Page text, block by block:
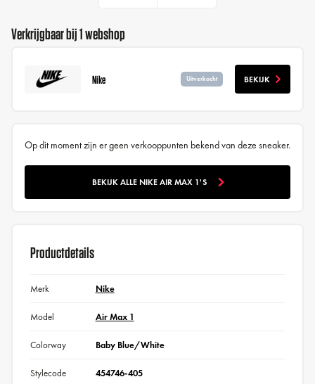
Verkrijgbaar bij 1 webshop
Nike Uitverkocht BEKIJK
Op dit moment zijn er geen verkooppunten bekend van deze sneaker.
BEKIJK ALLE NIKE AIR MAX 1'S
Productdetails
Merk Nike
Model Air Max 1
Colorway Baby Blue/White
Stylecode 454746-405